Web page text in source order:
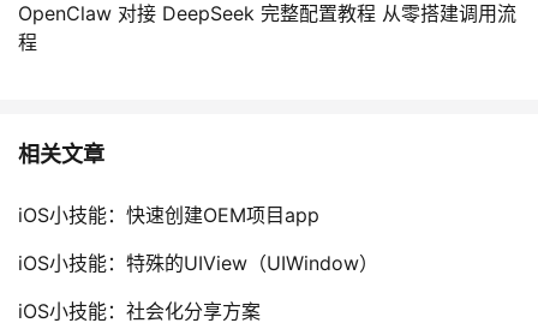
OpenClaw 对接 DeepSeek 完整配置教程 从零搭建调用流
程
相关文章
iOS小技能：快速创建OEM项目app
iOS小技能：特殊的UIView（UIWindow）
iOS小技能：社会化分享方案